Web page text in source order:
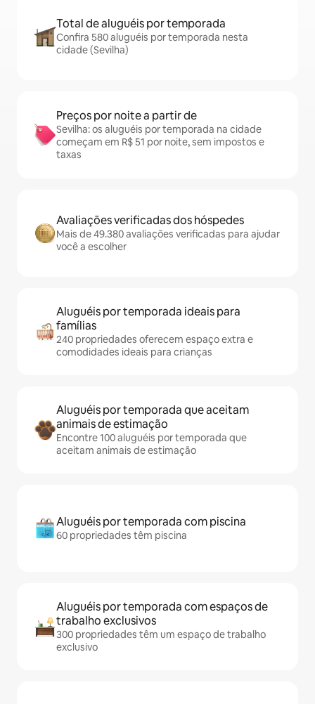
Total de aluguéis por temporada
Confira 580 aluguéis por temporada nesta
cidade (Sevilha)
Preços por noite a partir de
Sevilha: os aluguéis por temporada na cidade
começam em R$ 51 por noite, sem impostos e
taxas
Avaliações verificadas dos hóspedes
Mais de 49.380 avaliações verificadas para ajudar
você a escolher
Aluguéis por temporada ideais para
famílias
240 propriedades oferecem espaço extra e
comodidades ideais para crianças
Aluguéis por temporada que aceitam
animais de estimação
Encontre 100 aluguéis por temporada que
aceitam animais de estimação
Aluguéis por temporada com piscina
60 propriedades têm piscina
Aluguéis por temporada com espaços de
trabalho exclusivos
300 propriedades têm um espaço de trabalho
exclusivo